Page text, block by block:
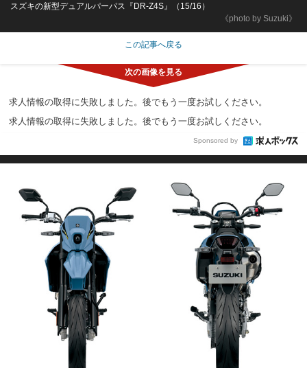
《photo by Suzuki》
スズキの新型デュアルパーパス『DR-Z4S』（15/16）
この記事へ戻る
求人情報の取得に失敗しました。後でもう一度お試しください。
求人情報の取得に失敗しました。後でもう一度お試しください。
Sponsored by